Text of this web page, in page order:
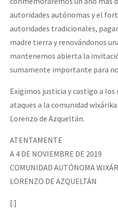
autoridades autónomas y el
autoridades tradicionales,
madre tierra y renovándonos
mantenemos abierta la
sumamente importante para
Exigimos justicia y castigo a los
ataques a la comunidad
Lorenzo de Azqueltán.
ATENTAMENTE
A 4 DE NOVIEMBRE DE 2019
COMUNIDAD AUTÓNOMA
LORENZO DE AZQUELTÁN
[:]